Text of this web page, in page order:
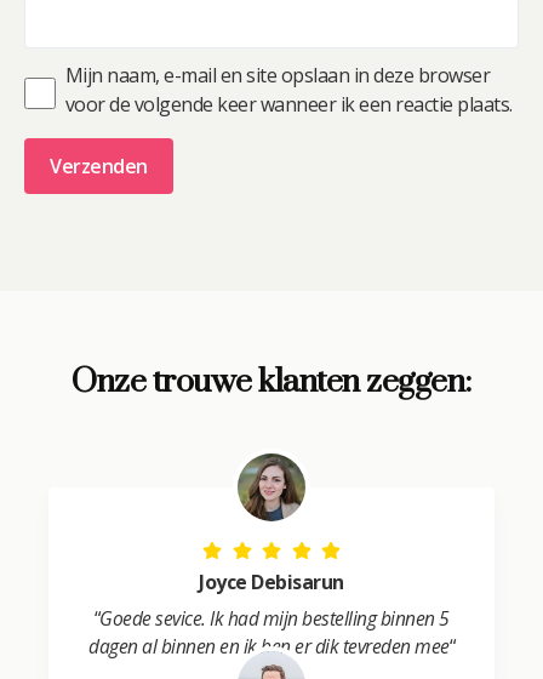
Mijn naam, e-mail en site opslaan in deze browser
voor de volgende keer wanneer ik een reactie plaats.
Onze trouwe klanten zeggen:
Joyce Debisarun
“Goede sevice. Ik had mijn bestelling binnen 5
dagen al binnen en ik ben er dik tevreden mee“